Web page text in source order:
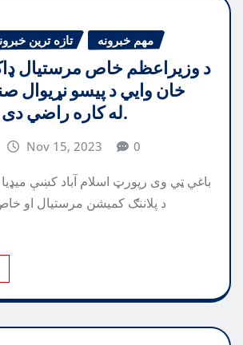
تازه ترین مهم خبرونه
د وزیراعظم خاص مرستیال
خان وايي د پیسو نړیوال
ایف) د SIFC له کاره راضي دی.
Nov 15, 2023 0
باغي ټي وی رپورټ اسلام آباد کښې
د پلاننګ کميشن مرستيال او